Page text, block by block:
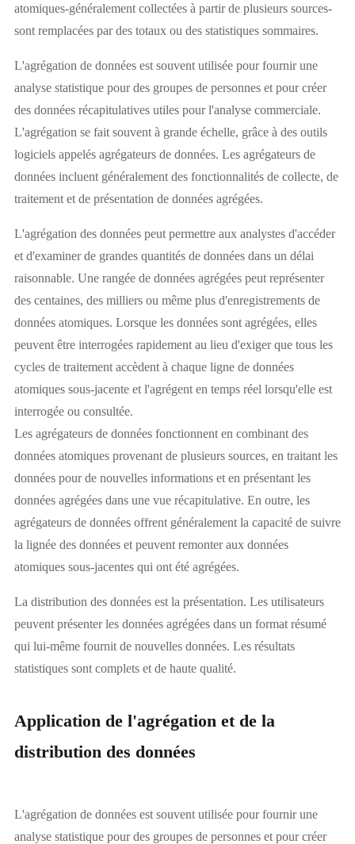
atomiques-généralement collectées à partir de plusieurs sources-
sont remplacées par des totaux ou des statistiques sommaires.
L'agrégation de données est souvent utilisée pour fournir une
analyse statistique pour des groupes de personnes et pour créer
des données récapitulatives utiles pour l'analyse commerciale.
L'agrégation se fait souvent à grande échelle, grâce à des outils
logiciels appelés agrégateurs de données. Les agrégateurs de
données incluent généralement des fonctionnalités de collecte, de
traitement et de présentation de données agrégées.
L'agrégation des données peut permettre aux analystes d'accéder
et d'examiner de grandes quantités de données dans un délai
raisonnable. Une rangée de données agrégées peut représenter
des centaines, des milliers ou même plus d'enregistrements de
données atomiques. Lorsque les données sont agrégées, elles
peuvent être interrogées rapidement au lieu d'exiger que tous les
cycles de traitement accèdent à chaque ligne de données
atomiques sous-jacente et l'agrégent en temps réel lorsqu'elle est
interrogée ou consultée.
Les agrégateurs de données fonctionnent en combinant des
données atomiques provenant de plusieurs sources, en traitant les
données pour de nouvelles informations et en présentant les
données agrégées dans une vue récapitulative. En outre, les
agrégateurs de données offrent généralement la capacité de suivre
la lignée des données et peuvent remonter aux données
atomiques sous-jacentes qui ont été agrégées.
La distribution des données est la présentation. Les utilisateurs
peuvent présenter les données agrégées dans un format résumé
qui lui-même fournit de nouvelles données. Les résultats
statistiques sont complets et de haute qualité.
Application de l'agrégation et de la
distribution des données
L'agrégation de données est souvent utilisée pour fournir une
analyse statistique pour des groupes de personnes et pour créer